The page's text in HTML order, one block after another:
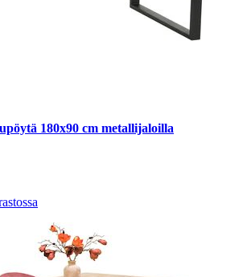
180x90 cm metallijaloilla